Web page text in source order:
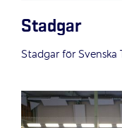
Stadgar
Stadgar för